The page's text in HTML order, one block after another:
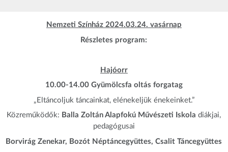
Nemzeti Színház 2024.03.24. vasárnap
Részletes program:
Hajóorr
10.00-14.00 Gyümölcsfa oltás forgatag
„Eltáncoljuk táncainkat, elénekeljük énekeinket.”
Közreműködők: Balla Zoltán Alapfokú Művészeti Iskoladiákjai,
pedagógusai
Borvirág Zenekar, Bozót Néptáncegyüttes, Csalit Táncegyüttes